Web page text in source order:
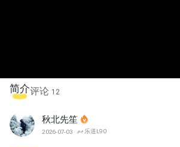
简介评论 12
秋北先笙
2026-07-03 乐道L90